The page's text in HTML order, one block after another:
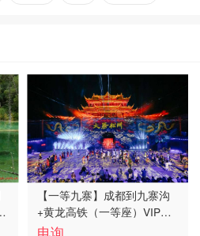
【一等九寨】成都到九寨沟
+黄龙高铁（一等座）VIP三
日游、九寨沟旅游多少钱、